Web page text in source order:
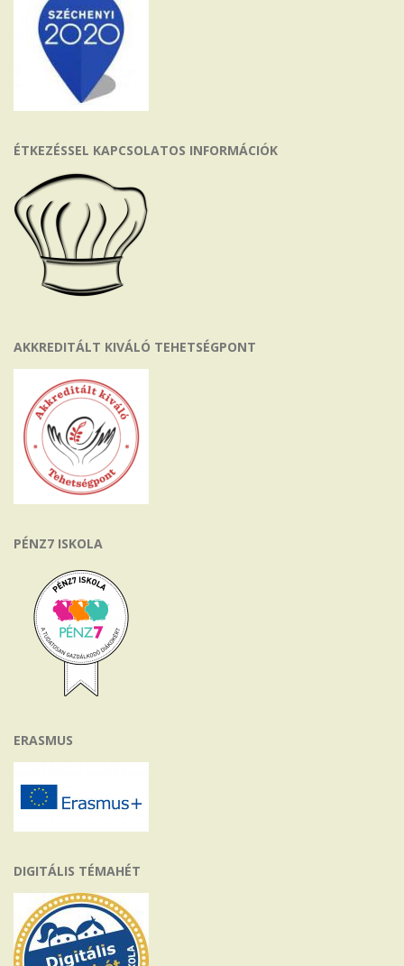
ÉTKEZÉSSEL KAPCSOLATOS INFORMÁCIÓK
AKKREDITÁLT KIVÁLÓ TEHETSÉGPONT
PÉNZ7 ISKOLA
ERASMUS
DIGITÁLIS TÉMAHÉT